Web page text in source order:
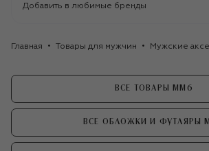
Добавить в любимые бренды
Главная Товары для мужчин Мужские
ВСЕ ТОВАРЫ MM6
ВСЕ ОБЛОЖКИ И ФУТЛЯРЫ